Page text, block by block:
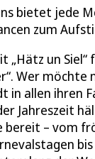
bietet jede
zum
„Hätz un Siel“
Wer möchte
in allen ihren
Jahreszeit
bereit – vom